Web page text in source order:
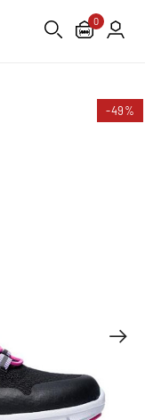
0
-49%